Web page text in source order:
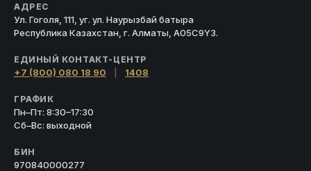
АДРЕС
Ул. Гоголя, 111, уг. ул. Наурызбай батыра
Республика Казахстан, г. Алматы, A05C9Y3.
ЕДИНЫЙ КОНТАКТ-ЦЕНТР
+7 (800) 080 18 90 1408
ГРАФИК
Пн–Пт: 8:30–17:30
Сб–Вс: выходной
БИН
970840000277